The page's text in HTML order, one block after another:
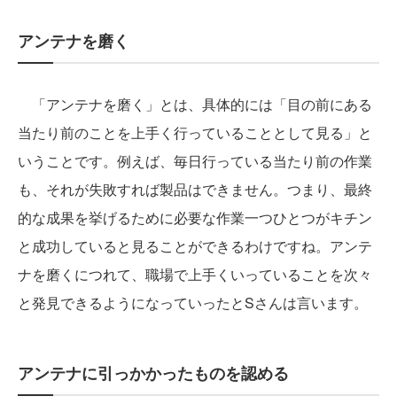
アンテナを磨く
「アンテナを磨く」とは、具体的には「目の前にある
当たり前のことを上手く行っていることとして見る」と
いうことです。例えば、毎日行っている当たり前の作業
も、それが失敗すれば製品はできません。つまり、最終
的な成果を挙げるために必要な作業一つひとつがキチン
と成功していると見ることができるわけですね。アンテ
ナを磨くにつれて、職場で上手くいっていることを次々
と発見できるようになっていったとSさんは言います。
アンテナに引っかかったものを認める